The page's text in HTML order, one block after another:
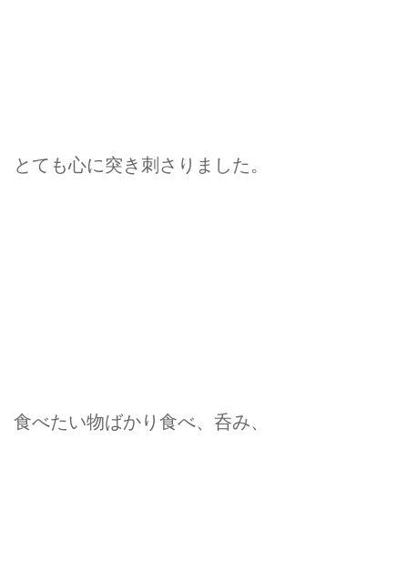
とても心に突き刺さりました。
食べたい物ばかり食べ、呑み、